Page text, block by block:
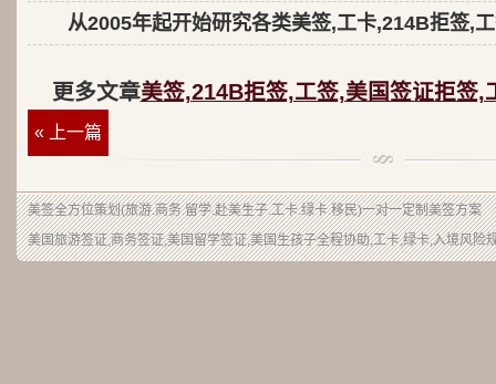
从2005年起开始研究各类美签,工卡,214B拒签,
更多文章美签,214B拒签,工签,美国签证拒签,
« 上一篇
美签全方位策划(旅游.商务.留学.赴美生子.工卡.绿卡.移民)一对一定制美签方案
美国旅游签证,商务签证,美国留学签证,美国生孩子全程协助,工卡,绿卡,入境风险